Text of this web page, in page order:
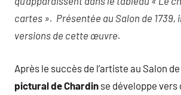
cartes ». Présentée au Salon de 1739,
versions de cette œuvre.
Après le succès de l’artiste au Salon de
pictural de Chardin se développe vers